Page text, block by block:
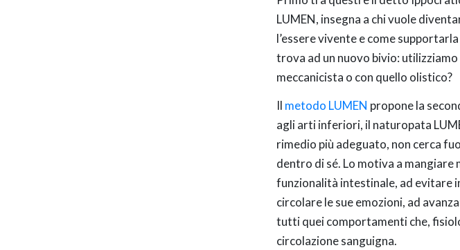
LUMEN, insegna a chi vuole
l’essere vivente e come
trova ad un nuovo bivio:
meccanicista o con quello olistico?
Il metodo LUMEN propone la
agli arti inferiori, il naturopata
rimedio più adeguato, non cerca
dentro di sé. Lo motiva a
funzionalità intestinale, ad evitare
circolare le sue emozioni, ad
tutti quei comportamenti che,
circolazione sanguigna.